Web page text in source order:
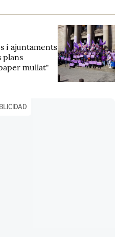
i ajuntaments
plans
mullat"